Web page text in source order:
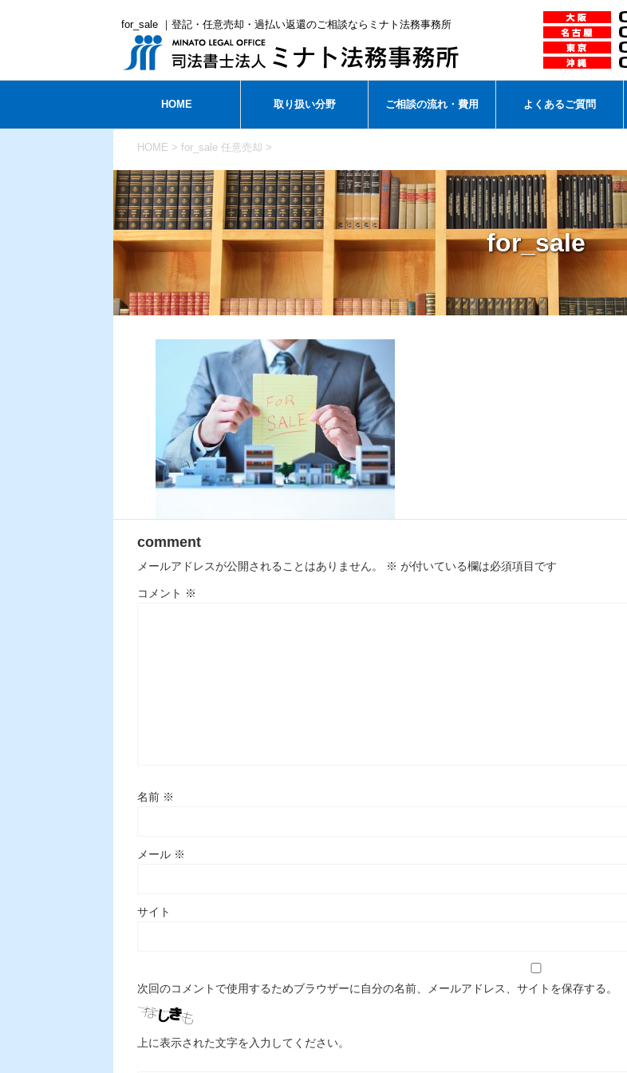
for_sale ｜登記・任意売却・過払い返還のご相談ならミナト法務事務所
HOME 取り扱い分野 ご相談の流れ・費用 よくあるご質問
HOME > for_sale 任意売却 >
for_sale
comment
メールアドレスが公開されることはありません。 ※ が付いている欄は必須項目です
コメント ※
名前 ※
メール ※
サイト
次回のコメントで使用するためブラウザーに自分の名前、メールアドレス、サイトを保存する。
上に表示された文字を入力してください。